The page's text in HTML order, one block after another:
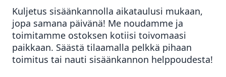
Kuljetus sisäänkannolla aikataulusi mukaan,
jopa samana päivänä! Me noudamme ja
toimitamme ostoksen kotiisi toivomaasi
paikkaan. Säästä tilaamalla pelkkä pihaan
toimitus tai nauti sisäänkannon helppoudesta!